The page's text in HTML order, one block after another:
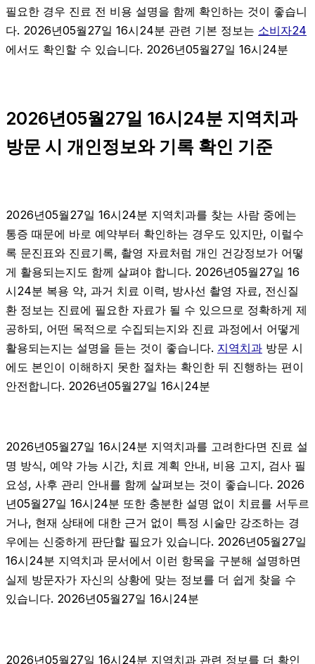
필요한 경우 진료 전 비용 설명을 함께 확인하는 것이 좋습니
다. 2026년05월27일 16시24분 관련 기본 정보는 소비자24
에서도 확인할 수 있습니다. 2026년05월27일 16시24분
2026년05월27일 16시24분 지역치과
방문 시 개인정보와 기록 확인 기준
2026년05월27일 16시24분 지역치과를 찾는 사람 중에는
통증 때문에 바로 예약부터 확인하는 경우도 있지만, 이럴수
록 문진표와 진료기록, 촬영 자료처럼 개인 건강정보가 어떻
게 활용되는지도 함께 살펴야 합니다. 2026년05월27일 16
시24분 복용 약, 과거 치료 이력, 방사선 촬영 자료, 전신질
환 정보는 진료에 필요한 자료가 될 수 있으므로 정확하게 제
공하되, 어떤 목적으로 수집되는지와 진료 과정에서 어떻게
활용되는지는 설명을 듣는 것이 좋습니다. 지역치과 방문 시
에도 본인이 이해하지 못한 절차는 확인한 뒤 진행하는 편이
안전합니다. 2026년05월27일 16시24분
2026년05월27일 16시24분 지역치과를 고려한다면 진료 설
명 방식, 예약 가능 시간, 치료 계획 안내, 비용 고지, 검사 필
요성, 사후 관리 안내를 함께 살펴보는 것이 좋습니다. 2026
년05월27일 16시24분 또한 충분한 설명 없이 치료를 서두르
거나, 현재 상태에 대한 근거 없이 특정 시술만 강조하는 경
우에는 신중하게 판단할 필요가 있습니다. 2026년05월27일
16시24분 지역치과 문서에서 이런 항목을 구분해 설명하면
실제 방문자가 자신의 상황에 맞는 정보를 더 쉽게 찾을 수
있습니다. 2026년05월27일 16시24분
2026년05월27일 16시24분 지역치과 관련 정보를 더 확인